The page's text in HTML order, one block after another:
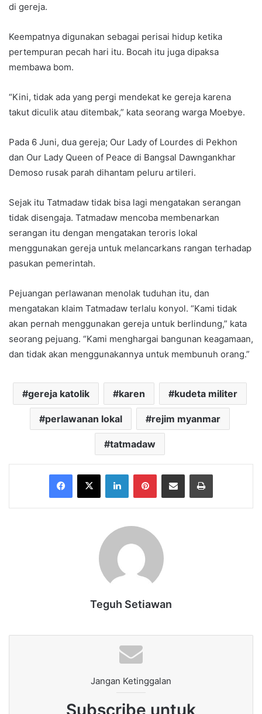
di gereja.
Keempatnya digunakan sebagai perisai hidup ketika
pertempuran pecah hari itu. Bocah itu juga dipaksa
membawa bom.
“Kini, tidak ada yang pergi mendekat ke gereja karena
takut diculik atau ditembak,” kata seorang warga Moebye.
Pada 6 Juni, dua gereja; Our Lady of Lourdes di Pekhon
dan Our Lady Queen of Peace di Bangsal Dawngankhar
Demoso rusak parah dihantam peluru artileri.
Sejak itu Tatmadaw tidak bisa lagi mengatakan serangan
tidak disengaja. Tatmadaw mencoba membenarkan
serangan itu dengan mengatakan teroris lokal
menggunakan gereja untuk melancarkans rangan terhadap
pasukan pemerintah.
Pejuangan perlawanan menolak tuduhan itu, dan
mengatakan klaim Tatmadaw terlalu konyol. “Kami tidak
akan pernah menggunakan gereja untuk berlindung,” kata
seorang pejuang. “Kami menghargai bangunan keagamaan,
dan tidak akan menggunakannya untuk membunuh orang.”
gereja katolik karen kudeta militer
perlawanan lokal rejim myanmar
tatmadaw
Facebook
X LinkedInPinterestShare via Email Print
Teguh Setiawan
Jangan Ketinggalan